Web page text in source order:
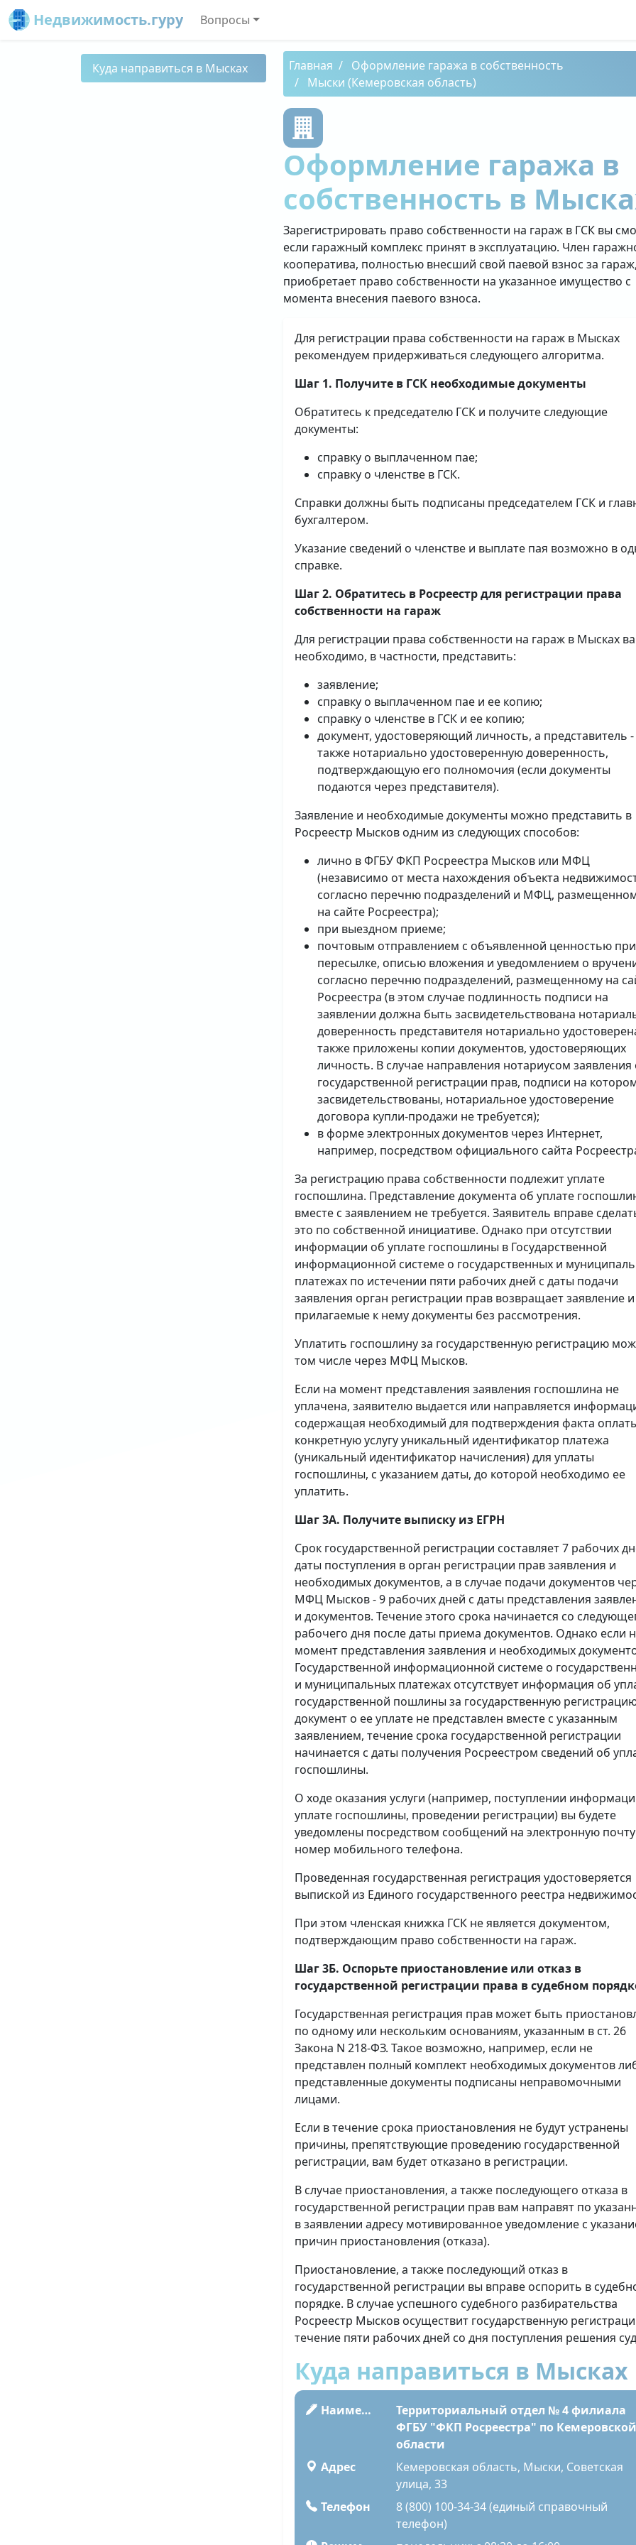
Недвижимость.гуру Вопросы
Куда направиться в Мысках Главная
Оформление гаража в собственность
Мыски (Кемеровская область)
Оформление гаража в
собственность в
Зарегистрировать право собственности на гараж в ГСК вы
если гаражный комплекс принят в эксплуатацию. Член
кооператива, полностью внесший свой паевой взнос за гараж,
приобретает право собственности на указанное имущество с
момента внесения паевого взноса.
Для регистрации права собственности на гараж в Мысках
рекомендуем придерживаться следующего алгоритма.
Шаг 1. Получите в ГСК необходимые документы
Обратитесь к председателю ГСК и получите следующие
документы:
справку о выплаченном пае;
справку о членстве в ГСК.
Справки должны быть подписаны председателем ГСК и
бухгалтером.
Указание сведений о членстве и выплате пая возможно в
справке.
Шаг 2. Обратитесь в Росреестр для регистрации права
собственности на гараж
Для регистрации права собственности на гараж в Мысках
необходимо, в частности, представить:
заявление;
справку о выплаченном пае и ее копию;
справку о членстве в ГСК и ее копию;
документ, удостоверяющий личность, а представитель -
также нотариально удостоверенную доверенность,
подтверждающую его полномочия (если документы
подаются через представителя).
Заявление и необходимые документы можно представить в
Росреестр Мысков одним из следующих способов:
лично в ФГБУ ФКП Росреестра Мысков или МФЦ
(независимо от места нахождения объекта
согласно перечню подразделений и МФЦ,
на сайте Росреестра);
при выездном приеме;
почтовым отправлением с объявленной ценностью при
пересылке, описью вложения и уведомлением о
согласно перечню подразделений, размещенному на
Росреестра (в этом случае подлинность подписи на
заявлении должна быть засвидетельствована
доверенность представителя нотариально
также приложены копии документов, удостоверяющих
личность. В случае направления нотариусом заявления
государственной регистрации прав, подписи на
засвидетельствованы, нотариальное удостоверение
договора купли-продажи не требуется);
в форме электронных документов через Интернет,
например, посредством официального сайта
За регистрацию права собственности подлежит уплате
госпошлина. Представление документа об уплате
вместе с заявлением не требуется. Заявитель вправе
это по собственной инициативе. Однако при отсутствии
информации об уплате госпошлины в Государственной
информационной системе о государственных и
платежах по истечении пяти рабочих дней с даты подачи
заявления орган регистрации прав возвращает заявление и
прилагаемые к нему документы без рассмотрения.
Уплатить госпошлину за государственную регистрацию
том числе через МФЦ Мысков.
Если на момент представления заявления госпошлина не
уплачена, заявителю выдается или направляется
содержащая необходимый для подтверждения факта
конкретную услугу уникальный идентификатор платежа
(уникальный идентификатор начисления) для уплаты
госпошлины, с указанием даты, до которой необходимо ее
уплатить.
Шаг 3А. Получите выписку из ЕГРН
Срок государственной регистрации составляет 7 рабочих
даты поступления в орган регистрации прав заявления и
необходимых документов, а в случае подачи документов
МФЦ Мысков - 9 рабочих дней с даты представления
и документов. Течение этого срока начинается со
рабочего дня после даты приема документов. Однако если
момент представления заявления и необходимых
Государственной информационной системе о
и муниципальных платежах отсутствует информация об
государственной пошлины за государственную
документ о ее уплате не представлен вместе с указанным
заявлением, течение срока государственной регистрации
начинается с даты получения Росреестром сведений об
госпошлины.
О ходе оказания услуги (например, поступлении
уплате госпошлины, проведении регистрации) вы будете
уведомлены посредством сообщений на электронную
номер мобильного телефона.
Проведенная государственная регистрация удостоверяется
выпиской из Единого государственного реестра
При этом членская книжка ГСК не является документом,
подтверждающим право собственности на гараж.
Шаг 3Б. Оспорьте приостановление или отказ в
государственной регистрации права в судебном
Государственная регистрация прав может быть
по одному или нескольким основаниям, указанным в ст. 26
Закона N 218-ФЗ. Такое возможно, например, если не
представлен полный комплект необходимых документов
представленные документы подписаны неправомочными
лицами.
Если в течение срока приостановления не будут устранены
причины, препятствующие проведению государственной
регистрации, вам будет отказано в регистрации.
В случае приостановления, а также последующего отказа в
государственной регистрации прав вам направят по
в заявлении адресу мотивированное уведомление с
причин приостановления (отказа).
Приостановление, а также последующий отказ в
государственной регистрации вы вправе оспорить в
порядке. В случае успешного судебного разбирательства
Росреестр Мысков осуществит государственную
течение пяти рабочих дней со дня поступления решения
Куда направиться в Мысках
Наименование
Территориальный отдел № 4 филиала
ФГБУ "ФКП Росреестра" по Кемеровской
области
Адрес
Кемеровская область, Мыски, Советская
улица, 33
Телефон
8 (800) 100-34-34 (единый справочный
телефон)